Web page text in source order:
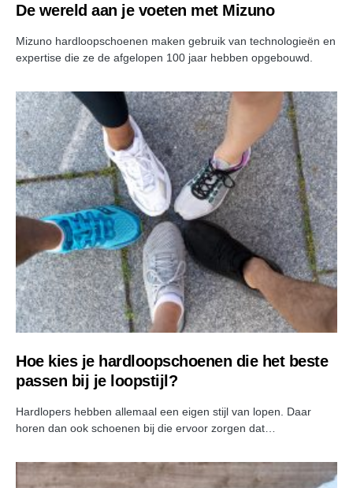
De wereld aan je voeten met Mizuno
Mizuno hardloopschoenen maken gebruik van technologieën en
expertise die ze de afgelopen 100 jaar hebben opgebouwd.
Hoe kies je hardloopschoenen die het beste
passen bij je loopstijl?
Hardlopers hebben allemaal een eigen stijl van lopen. Daar
horen dan ook schoenen bij die ervoor zorgen dat…